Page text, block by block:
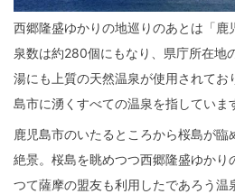
西郷隆盛ゆかりの地巡りのあとは「鹿
泉数は約280個にもなり、県庁所在地
湯にも上質の天然温泉が使用されてお
島市に湧くすべての温泉を指していま
鹿児島市のいたるところから桜島が臨
絶景。桜島を眺めつつ西郷隆盛ゆかり
つて薩摩の盟友も利用したであろう温